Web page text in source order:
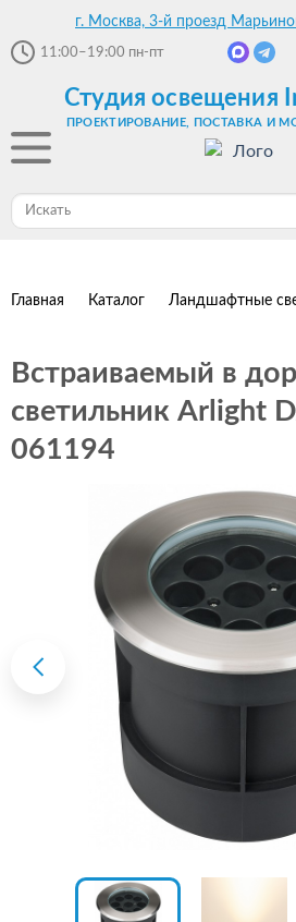
г. Москва, 3-й проезд
11:00–19:00 пн-пт
Студия освещения
ПРОЕКТИРОВАНИЕ, ПОСТАВКА И
Главная Каталог Ландшафтные
Встраиваемый в
светильник Arlight
061194